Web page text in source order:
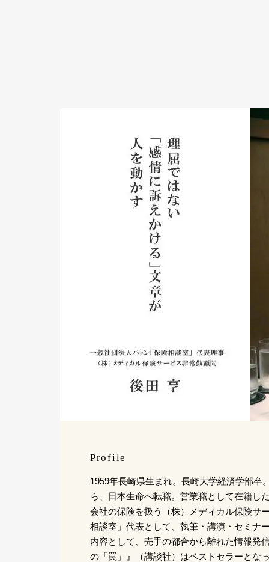
Profile
1959年長崎県生まれ。長崎大学経済学部卒
ら、日本生命へ転職。営業職として在籍し
会社の保険を扱う（株）メディカル保険サ
相談室」代表として、執筆・講演・セミナ
内容として、売手の都合から離れた情報発
の「罠」』（講談社）はベストセラーとな